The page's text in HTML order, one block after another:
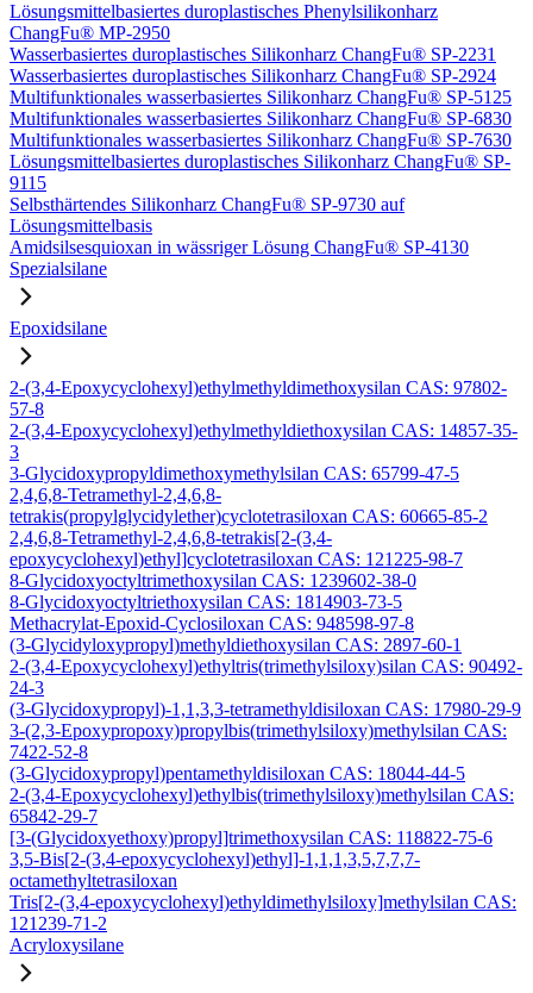
Lösungsmittelbasiertes duroplastisches Phenylsilikonharz
ChangFu® MP-2950
Wasserbasiertes duroplastisches Silikonharz ChangFu® SP-2231
Wasserbasiertes duroplastisches Silikonharz ChangFu® SP-2924
Multifunktionales wasserbasiertes Silikonharz ChangFu® SP-5125
Multifunktionales wasserbasiertes Silikonharz ChangFu® SP-6830
Multifunktionales wasserbasiertes Silikonharz ChangFu® SP-7630
Lösungsmittelbasiertes duroplastisches Silikonharz ChangFu® SP-
9115
Selbsthärtendes Silikonharz ChangFu® SP-9730 auf
Lösungsmittelbasis
Amidsilsesquioxan in wässriger Lösung ChangFu® SP-4130
Spezialsilane
Epoxidsilane
2-(3,4-Epoxycyclohexyl)ethylmethyldimethoxysilan CAS: 97802-
57-8
2-(3,4-Epoxycyclohexyl)ethylmethyldiethoxysilan CAS: 14857-35-
3
3-Glycidoxypropyldimethoxymethylsilan CAS: 65799-47-5
2,4,6,8-Tetramethyl-2,4,6,8-
tetrakis(propylglycidylether)cyclotetrasiloxan CAS: 60665-85-2
2,4,6,8-Tetramethyl-2,4,6,8-tetrakis[2-(3,4-
epoxycyclohexyl)ethyl]cyclotetrasiloxan CAS: 121225-98-7
8-Glycidoxyoctyltrimethoxysilan CAS: 1239602-38-0
8-Glycidoxyoctyltriethoxysilan CAS: 1814903-73-5
Methacrylat-Epoxid-Cyclosiloxan CAS: 948598-97-8
(3-Glycidyloxypropyl)methyldiethoxysilan CAS: 2897-60-1
2-(3,4-Epoxycyclohexyl)ethyltris(trimethylsiloxy)silan CAS: 90492-
24-3
(3-Glycidoxypropyl)-1,1,3,3-tetramethyldisiloxan CAS: 17980-29-9
3-(2,3-Epoxypropoxy)propylbis(trimethylsiloxy)methylsilan CAS:
7422-52-8
(3-Glycidoxypropyl)pentamethyldisiloxan CAS: 18044-44-5
2-(3,4-Epoxycyclohexyl)ethylbis(trimethylsiloxy)methylsilan CAS:
65842-29-7
[3-(Glycidoxyethoxy)propyl]trimethoxysilan CAS: 118822-75-6
3,5-Bis[2-(3,4-epoxycyclohexyl)ethyl]-1,1,1,3,5,7,7,7-
octamethyltetrasiloxan
Tris[2-(3,4-epoxycyclohexyl)ethyldimethylsiloxy]methylsilan CAS:
121239-71-2
Acryloxysilane